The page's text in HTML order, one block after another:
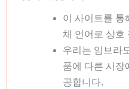
이 사이트를 통
체 언어로 상호
우리는 임브라
품에 다른 시장
공합니다.